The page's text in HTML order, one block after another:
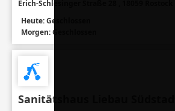
Erich-Schlesinger Straße 28 , 18059 Rostock
Heute: Geschlossen
Morgen: Geschlossen